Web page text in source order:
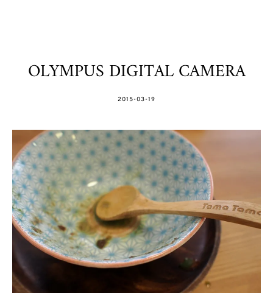
OLYMPUS DIGITAL CAMERA
POSTED
2015-03-19